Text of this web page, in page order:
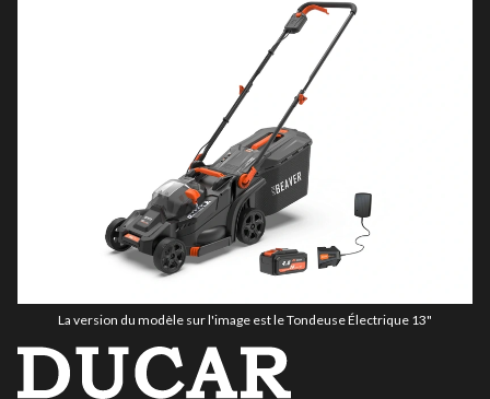
La version du modèle sur l'image est le Tondeuse Électrique 13"